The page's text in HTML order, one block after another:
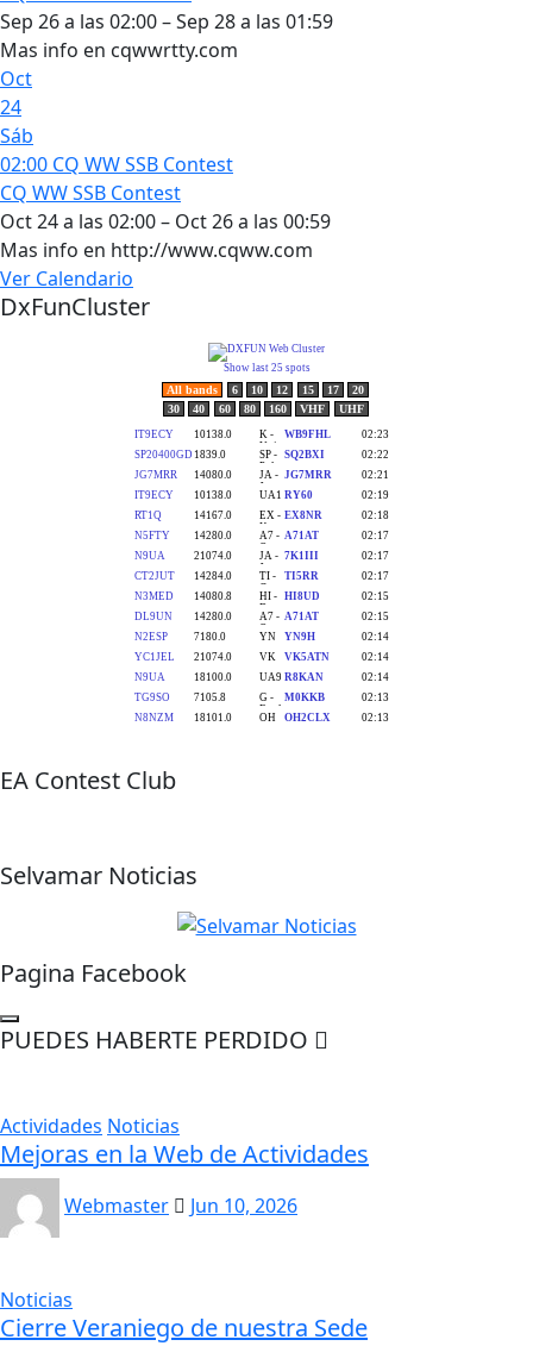
Sep 26 a las 02:00 – Sep 28 a las 01:59
Mas info en cqwwrtty.com
Oct
24
Sáb
02:00 CQ WW SSB Contest
CQ WW SSB Contest
Oct 24 a las 02:00 – Oct 26 a las 00:59
Mas info en http://www.cqww.com
Ver Calendario
DxFunCluster
EA Contest Club
Selvamar Noticias
Pagina Facebook
PUEDES HABERTE PERDIDO
Actividades Noticias
Mejoras en la Web de Actividades
Webmaster Jun 10, 2026
Noticias
Cierre Veraniego de nuestra Sede